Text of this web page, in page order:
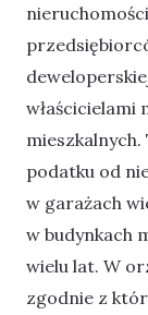
właścicielami
podatku od
w garażach
w budynkach
wielu lat. W
zgodnie z